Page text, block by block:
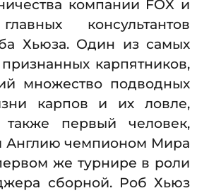
компании FOX и
консультантов
Хьюза. Один из самых
карпятников,
множество подводных
карпов и их ловле,
первый человек,
Англию чемпионом Мира
же турнире в роли
сборной. Роб Хьюз